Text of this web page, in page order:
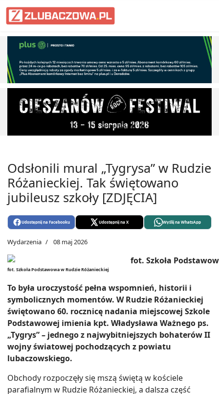
Odsłonili mural „Tygrysa” w Rudzie
Różanieckiej. Tak świętowano
jubileusz szkoły [ZDJĘCIA]
Udostępnij na Facebooku Udostępnij na X Wyślij na WhatsApp
Wydarzenia 08 maj 2026
fot. Szkoła Podstawowa w Rudzie Różanieckiej
To była uroczystość pełna wspomnień, historii i
symbolicznych momentów. W Rudzie Różanieckiej
świętowano 60. rocznicę nadania miejscowej Szkole
Podstawowej imienia kpt. Władysława Ważnego ps.
„Tygrys” – jednego z najwybitniejszych bohaterów II
wojny światowej pochodzących z powiatu
lubaczowskiego.
Obchody rozpoczęły się mszą świętą w kościele
parafialnym w Rudzie Różanieckiej, a dalsza część